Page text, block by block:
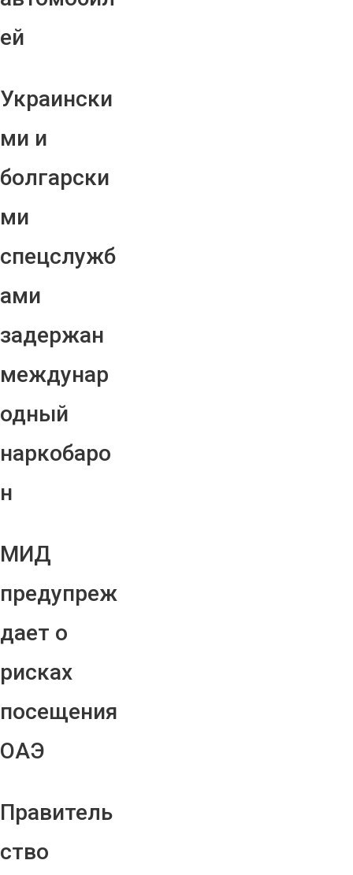
ей
Украински
ми и
болгарски
ми
спецслужб
ами
задержан
междунар
одный
наркобаро
н
МИД
предупреж
дает о
рисках
посещения
ОАЭ
Правитель
ство